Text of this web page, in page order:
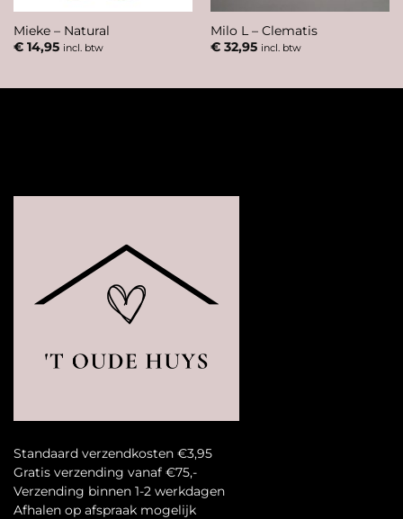
Mieke – Natural
€14,95 incl. btw
Milo L – Clematis
€32,95 incl. btw
Standaard verzendkosten €3,95
Gratis verzending vanaf €75,-
Verzending binnen 1-2 werkdagen
Afhalen op afspraak mogelijk